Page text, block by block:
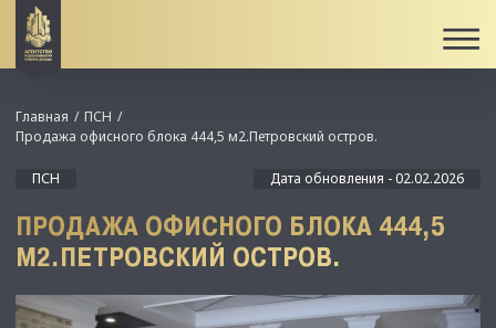
Главная
ПСН
Продажа офисного блока 444,5 м2.Петровский остров.
ПСН Дата обновления - 02.02.2026
ПРОДАЖА ОФИСНОГО БЛОКА 444,5
М2.ПЕТРОВСКИЙ ОСТРОВ.